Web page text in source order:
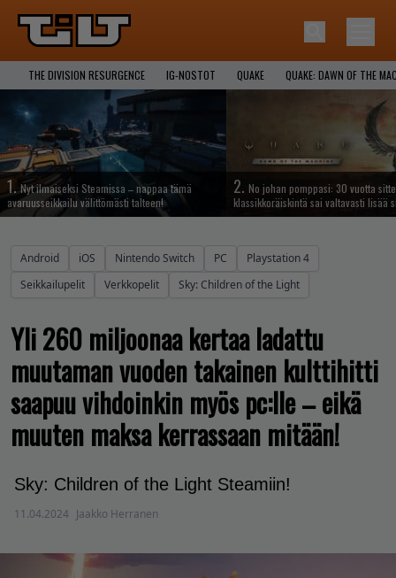
THE DIVISION RESURGENCE IG-NOSTOT QUAKE QUAKE: DAWN OF THE
1. Nyt ilmaiseksi Steamissa – nappaa tämä
avaruusseikkailu välittömästi talteen!
2. No johan pomppasi: 30 vuotta
klassikkoräiskintä sai valtavasti lisää
Android iOS Nintendo Switch PC
Playstation 4
Seikkailupelit
Verkkopelit Sky: Children of the Light
Yli 260 miljoonaa kertaa ladattu
muutaman vuoden takainen kulttihitti
saapuu vihdoinkin myös pc:lle – eikä
muuten maksa kerrassaan mitään!
Sky: Children of the Light Steamiin!
11.04.2024 Jaakko Herranen